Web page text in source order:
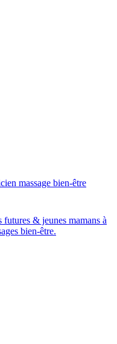
massage bien-être
futures & jeunes mamans à
bien-être.